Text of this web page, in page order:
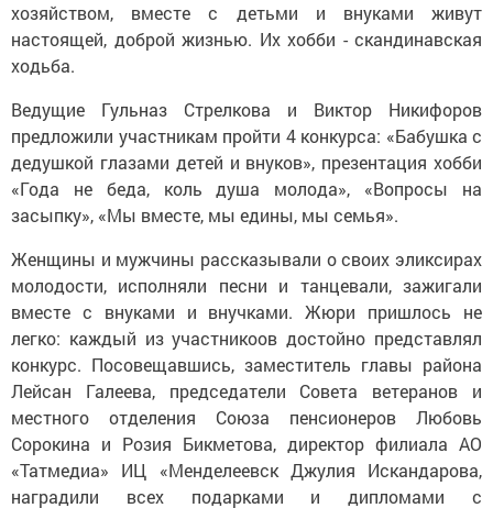
хозяйством, вместе с детьми и внуками живут
настоящей, доброй жизнью. Их хобби - скандинавская
ходьба.
Ведущие Гульназ Стрелкова и Виктор Никифоров
предложили участникам пройти 4 конкурса: «Бабушка с
дедушкой глазами детей и внуков», презентация хобби
«Года не беда, коль душа молода», «Вопросы на
засыпку», «Мы вместе, мы едины, мы семья».
Женщины и мужчины рассказывали о своих эликсирах
молодости, исполняли песни и танцевали, зажигали
вместе с внуками и внучками. Жюри пришлось не
легко: каждый из участникоов достойно представлял
конкурс. Посовещавшись, заместитель главы района
Лейсан Галеева, председатели Совета ветеранов и
местного отделения Союза пенсионеров Любовь
Сорокина и Розия Бикметова, директор филиала АО
«Татмедиа» ИЦ «Менделеевск Джулия Искандарова,
наградили всех подарками и дипломами с